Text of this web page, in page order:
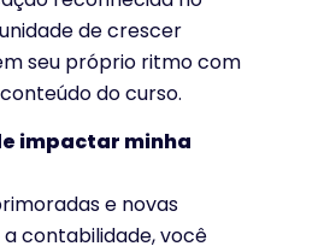
de crescer
seu próprio ritmo com
do curso.
impactar minha
e novas
contabilidade, você